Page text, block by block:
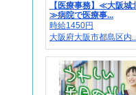
【医療事務】≪大阪城
≫病院で医療事...
時給1450円
大阪府大阪市都島区内